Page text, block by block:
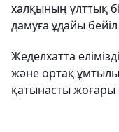
халқының ұлттық
дамуға ұдайы бейіл
Жеделхатта
және ортақ
қатынасты